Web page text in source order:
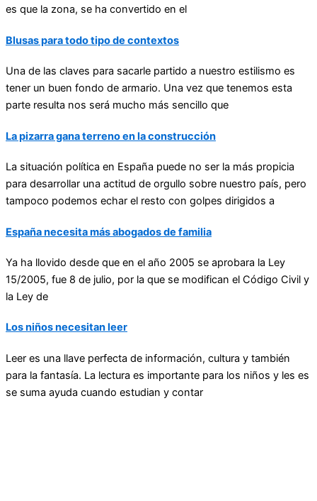
es que la zona, se ha convertido en el
Blusas para todo tipo de contextos
Una de las claves para sacarle partido a nuestro estilismo es
tener un buen fondo de armario. Una vez que tenemos esta
parte resulta nos será mucho más sencillo que
La pizarra gana terreno en la construcción
La situación política en España puede no ser la más propicia
para desarrollar una actitud de orgullo sobre nuestro país, pero
tampoco podemos echar el resto con golpes dirigidos a
España necesita más abogados de familia
Ya ha llovido desde que en el año 2005 se aprobara la Ley
15/2005, fue 8 de julio, por la que se modifican el Código Civil y
la Ley de
Los niños necesitan leer
Leer es una llave perfecta de información, cultura y también
para la fantasía. La lectura es importante para los niños y les es
se suma ayuda cuando estudian y contar